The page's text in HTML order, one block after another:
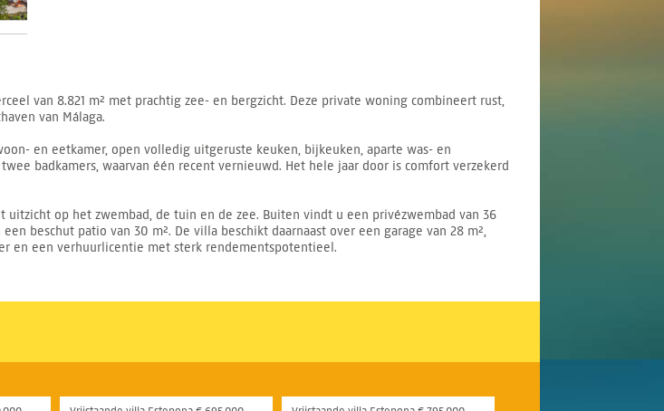
van 8.821 m² met prachtig zee- en bergzicht. Deze private woning combineert rust,
van Málaga.
en eetkamer, open volledig uitgeruste keuken, bijkeuken, aparte was- en
badkamers, waarvan één recent vernieuwd. Het hele jaar door is comfort verzekerd
op het zwembad, de tuin en de zee. Buiten vindt u een privézwembad van 36
beschut patio van 30 m². De villa beschikt daarnaast over een garage van 28 m²,
en een verhuurlicentie met sterk rendementspotentieel.